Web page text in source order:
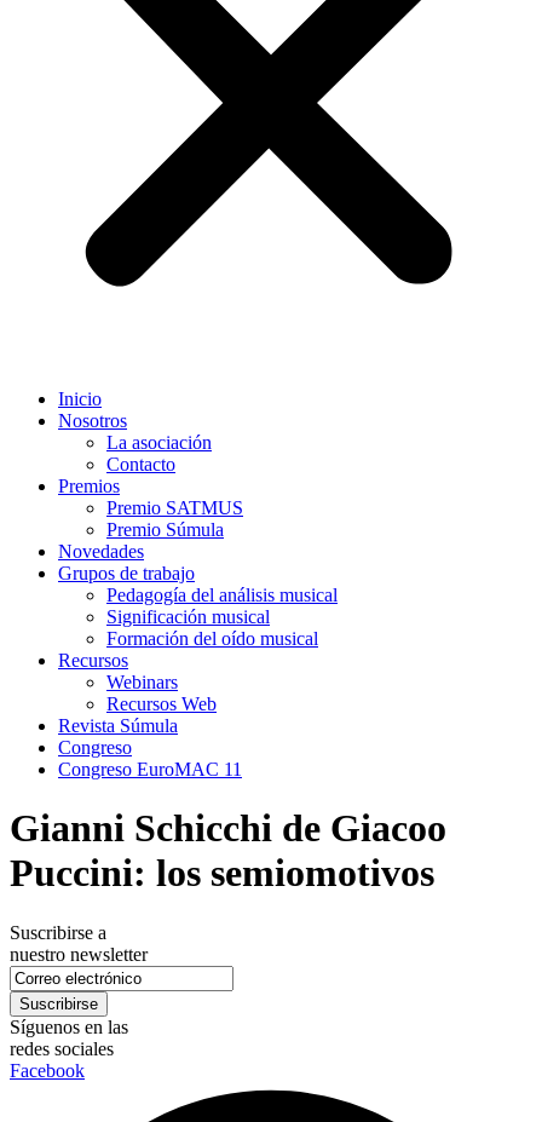
Inicio
Nosotros
La asociación
Contacto
Premios
Premio SATMUS
Premio Súmula
Novedades
Grupos de trabajo
Pedagogía del análisis musical
Significación musical
Formación del oído musical
Recursos
Webinars
Recursos Web
Revista Súmula
Congreso
Congreso EuroMAC 11
Gianni Schicchi de Giacoo
Puccini: los semiomotivos
Suscribirse a
nuestro newsletter
Síguenos en las
redes sociales
Facebook